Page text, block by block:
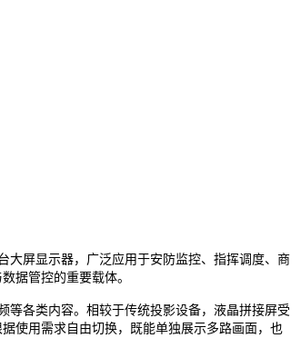
大屏显示器，广泛应用于安防监控、指挥调度、商
据管控的重要载体。
等各类内容。相较于传统投影设备，液晶拼接屏受
使用需求自由切换，既能单独展示多路画面，也